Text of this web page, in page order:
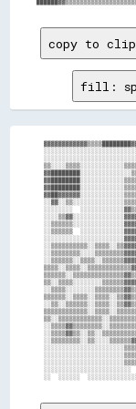
copy to
fill:
░░░░░░░░
░░▒▒▒▒▒▒